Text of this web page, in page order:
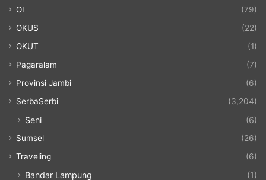
OI
(79)
OKUS
(22)
OKUT
(1)
Pagaralam
(7)
Provinsi Jambi
(6)
SerbaSerbi
(3,204)
Seni (6)
Sumsel
(26)
Traveling
(6)
Bandar Lampung (1)